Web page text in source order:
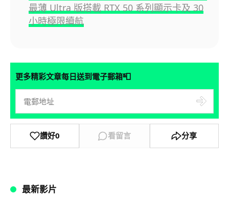
最薄 Ultra 版搭載 RTX 50 系列顯示卡及 30
小時極限續航
更多精彩文章每日送到電子郵箱📮
讚好0 看留言 分享
最新影片